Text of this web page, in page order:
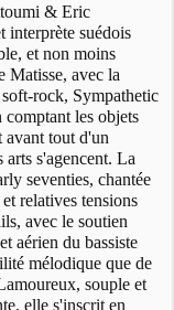
& Eric
interprète suédois
et non moins
Matisse, avec la
rock, Sympathetic
les objets
avant tout d'un
s'agencent. La
seventies, chantée
relatives tensions
avec le soutien
aérien du bassiste
mélodique que de
souple et
elle s'inscrit en